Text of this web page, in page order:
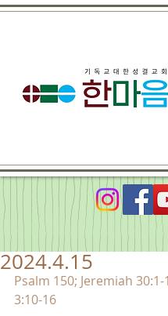
2024.4.15
Psalm 150; Jeremiah 30:1-
3:10-16